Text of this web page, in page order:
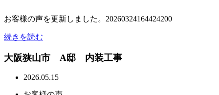
お客様の声を更新しました。20260324164424200
続きを読む
大阪狭山市 A邸 内装工事
2026.05.15